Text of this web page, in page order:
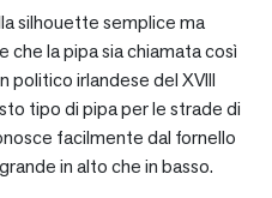
silhouette semplice ma
la pipa sia chiamata così
politico irlandese del XVIII
tipo di pipa per le strade di
facilmente dal fornello
in alto che in basso.